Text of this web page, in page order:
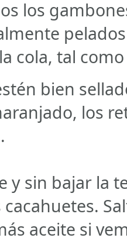
los
cola, tal
bien
los
y sin bajar la
aceite si